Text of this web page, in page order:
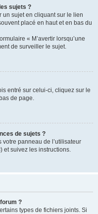
sujets ?
un sujet en cliquant sur le lien
placé en haut et en bas du
« M’avertir lorsqu’une
de surveiller le sujet.
entré sur celui-ci, cliquez sur le
de page.
de sujets ?
panneau de l’utilisateur
) et suivez les instructions.
?
types de fichiers joints. Si